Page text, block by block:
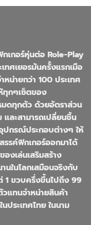
เกอร์หุ่นต่อ Role-Play
ทศเยอรมันครั้งแรกเมือ
น่ายกว่า 100 ประเทศ
ทุกๆเซ็ตของ
ดทุกตัว ด้วยอัตราส่วน
ละสามารถเปลี่ยนชิ้น
ปกรณ์ประกอบต่างๆ ให้
รรค์ฟิกเกอร์ออกมาได้
งเล่นเสริมสร้าง
นในโลกเสมือนจริงกับ
1 ขวบครึ่งขึ้นไปถึง 99
แทนจำหน่ายสินค้า
ประเทศไทย ในนาม